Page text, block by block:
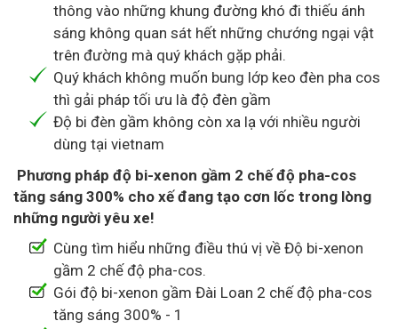
thông vào những khung đường khó đi thiếu ánh
sáng không quan sát hết những chướng ngại vật
trên đường mà quý khách gặp phải.
Quý khách không muốn bung lớp keo đèn pha cos
thì gải pháp tối ưu là độ đèn gầm
Độ bi đèn gầm không còn xa lạ với nhiều người
dùng tại vietnam
Phương pháp độ bi-xenon gầm 2 chế độ pha-cos
tăng sáng 300% cho xế đang tạo cơn lốc trong lòng
những người yêu xe!
Cùng tìm hiểu những điều thú vị về Độ bi-xenon
gầm 2 chế độ pha-cos.
Gói độ bi-xenon gầm Đài Loan 2 chế độ pha-cos
tăng sáng 300% - 1